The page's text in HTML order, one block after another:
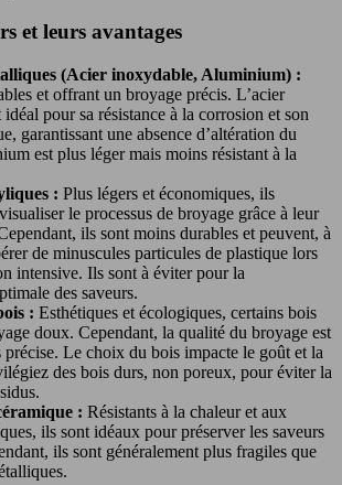
et leurs avantages
(Acier inoxydable, Aluminium) :
et offrant un broyage précis. L’acier
pour sa résistance à la corrosion et son
garantissant une absence d’altération du
est plus léger mais moins résistant à la
: Plus légers et économiques, ils
le processus de broyage grâce à leur
ils sont moins durables et peuvent, à
de minuscules particules de plastique lors
intensive. Ils sont à éviter pour la
des saveurs.
: Esthétiques et écologiques, certains bois
doux. Cependant, la qualité du broyage est
précise. Le choix du bois impacte le goût et la
des bois durs, non poreux, pour éviter la
: Résistants à la chaleur et aux
ils sont idéaux pour préserver les saveurs
ils sont généralement plus fragiles que